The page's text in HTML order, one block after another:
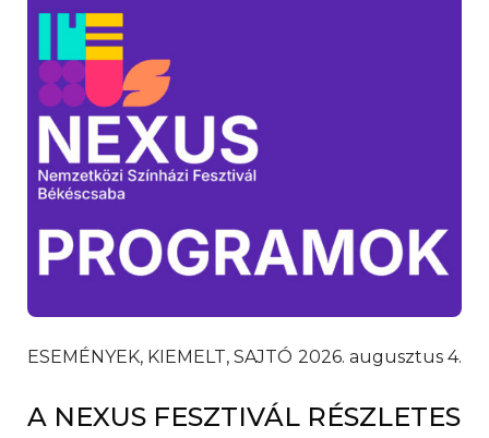
ESEMÉNYEK, KIEMELT, SAJTÓ 2026. augusztus 4.
A NEXUS FESZTIVÁL RÉSZLETES